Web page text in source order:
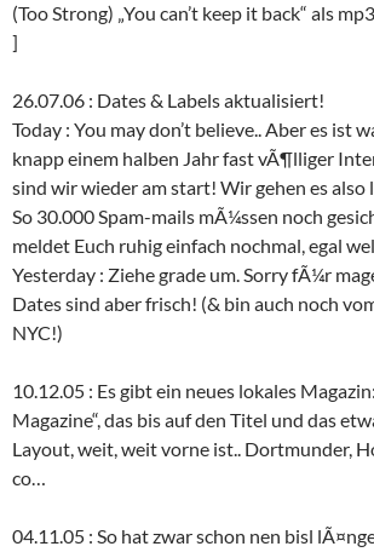
(Too Strong) „You can’t keep it back“ als
]
26.07.06 : Dates & Labels aktualisiert!
Today : You may don’t believe.. Aber es ist
knapp einem halben Jahr fast vÃ¶lliger
sind wir wieder am start! Wir gehen es also
So 30.000 Spam-mails mÃ¼ssen noch
meldet Euch ruhig einfach nochmal, egal
Yesterday : Ziehe grade um. Sorry fÃ¼r
Dates sind aber frisch! (& bin auch noch
NYC!)
10.12.05 : Es gibt ein neues lokales
Magazine“, das bis auf den Titel und das
Layout, weit, weit vorne ist.. Dortmunder,
co…
04.11.05 : So hat zwar schon nen bisl